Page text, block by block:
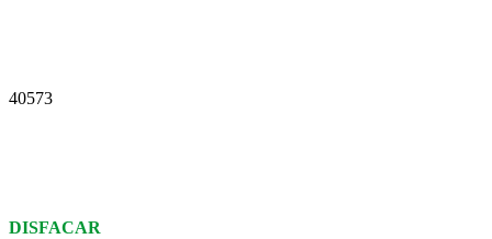
40573
DISFACAR